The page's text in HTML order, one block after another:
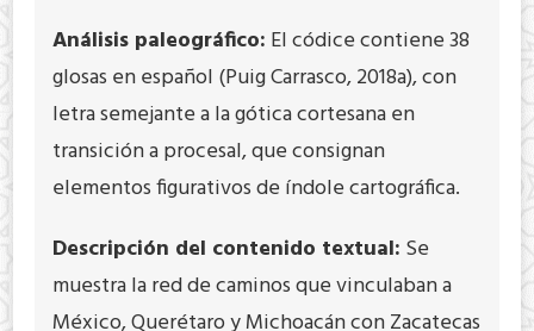
Análisis paleográfico: El códice contiene 38
glosas en español (Puig Carrasco, 2018a), con
letra semejante a la gótica cortesana en
transición a procesal, que consignan
elementos figurativos de índole cartográfica.
Descripción del contenido textual: Se
muestra la red de caminos que vinculaban a
México, Querétaro y Michoacán con Zacatecas